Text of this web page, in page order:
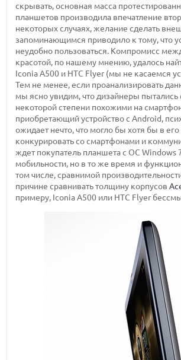
скрывать, основная масса
планшетов производила впечатление
некоторых случаях, желание сделать
запоминающимся приводило к тому, что
неудобно пользоваться. Компромисс
красотой, по нашему мнению, удалось
Iconia A500 и HTC Flyer (мы не касаемся
Тем не менее, если проанализировать
мы ясно увидим, что дизайнеры пытались
некоторой степени похожими на
приобретающий устройство с Android,
ожидает нечто, что могло бы хотя бы в
конкурировать со смартфонами и
ждет покупатель планшета с ОС Windows
мобильности, но в то же время и
том числе, сравнимой
причине сравнивать толщину корпусов
примеру, Iconia A500 или HTC Flyer